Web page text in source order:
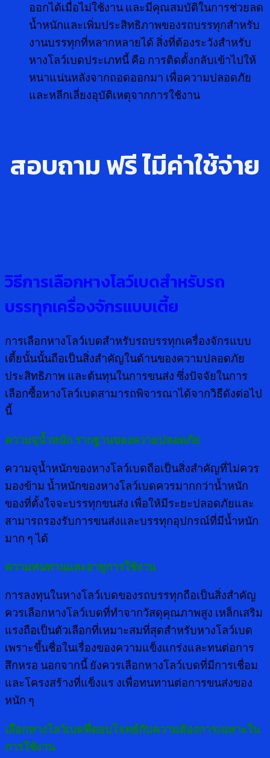
ออกได้เมื่อไม่ใช้งาน และมีคุณสมบัติในการช่วยลด
น้ำหนักและเพิ่มประสิทธิภาพของรถบรรทุกสำหรับ
งานบรรทุกที่หลากหลายได้ สิ่งที่ต้องระวังสำหรับ
หางโลว์เบดประเภทนี้ คือ การติดตั้งกลับเข้าไปให้
หนาแน่นหลังจากถอดออกมา เพื่อความปลอดภัย
และหลีกเลี่ยงอุบัติเหตุจากการใช้งาน
สอบถาม ฟรี ไ่มีค่าใช้จ่าย
วิธีการเลือกหางโลว์เบดสำหรับรถ
บรรทุกเครื่องจักรแบบเตี้ย
การเลือกหางโลว์เบดสำหรับรถบรรทุกเครื่องจักรแบบ
เตี้ยนั้นนั้นถือเป็นสิ่งสำคัญในด้านของความปลอดภัย
ประสิทธิภาพ และต้นทุนในการขนส่ง ซึ่งปัจจัยในการ
เลือกซื้อหางโลว์เบดสามารถพิจารณาได้จากวิธีดังต่อไป
นี้
ความจุน้ำหนัก รากฐานของความปลอดภัย
ความจุน้ำหนักของหางโลว์เบดถือเป็นสิ่งสำคัญที่ไม่ควร
มองข้าม น้ำหนักของหางโลว์เบดควรมากกว่าน้ำหนัก
ของที่ตั้งใจจะบรรทุกขนส่ง เพื่อให้มีระยะปลอดภัยและ
สามารถรองรับการขนส่งและบรรทุกอุปกรณ์ที่มีน้ำหนัก
มาก ๆ ได้
ความทนทานและอายุการใช้งาน
การลงทุนในหางโลว์เบดของรถบรรทุกถือเป็นสิ่งสำคัญ
ควรเลือกหางโลว์เบดที่ทำจากวัสดุคุณภาพสูง เหล็กเสริม
แรงถือเป็นตัวเลือกที่เหมาะสมที่สุดสำหรับหางโลว์เบด
เพราะขึ้นชื่อในเรื่องของความแข็งแกร่งและทนต่อการ
สึกหรอ นอกจากนี้ ยังควรเลือกหางโลว์เบดที่มีการเชื่อม
และโครงสร้างที่แข็งแร งเพื่อทนทานต่อการขนส่งของ
หนัก ๆ
เลือกหางโลว์เบดที่ตอบโจทย์กับความต้องการเฉพาะใน
การใช้งาน